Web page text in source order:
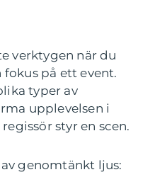
verktygen när du
på ett event.
typer av
upplevelsen i
styr en scen.
genomtänkt ljus: